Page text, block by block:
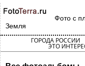
Фото с
Земля
ГОРОДА РОССИИ
ЭТО